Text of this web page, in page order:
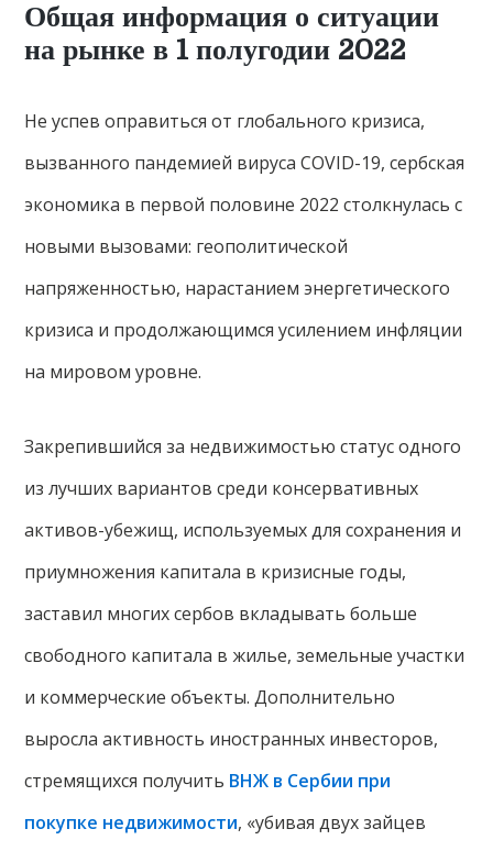
Общая информация о ситуации
на рынке в 1 полугодии 2022
Не успев оправиться от глобального кризиса,
вызванного пандемией вируса COVID-19, сербская
экономика в первой половине 2022 столкнулась с
новыми вызовами: геополитической
напряженностью, нарастанием энергетического
кризиса и продолжающимся усилением инфляции
на мировом уровне.
Закрепившийся за недвижимостью статус одного
из лучших вариантов среди консервативных
активов-убежищ, используемых для сохранения и
приумножения капитала в кризисные годы,
заставил многих сербов вкладывать больше
свободного капитала в жилье, земельные участки
и коммерческие объекты. Дополнительно
выросла активность иностранных инвесторов,
стремящихся получить ВНЖ в Сербии при
покупке недвижимости, «убивая двух зайцев